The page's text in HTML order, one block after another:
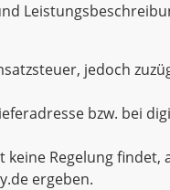
jedoch
bzw. bei
Regelung findet,
ergeben.